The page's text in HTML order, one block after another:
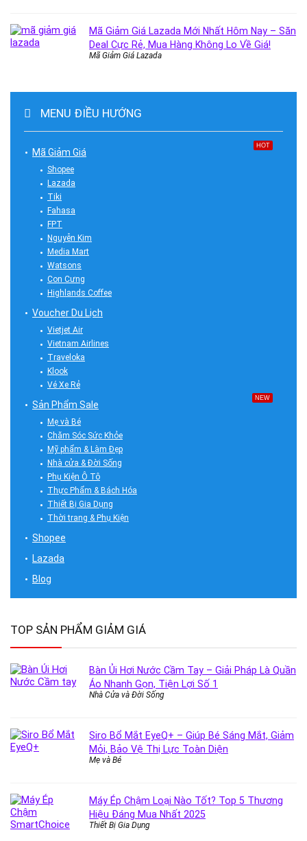
Mã Giảm Giá Lazada Mới Nhất Hôm Nay – Săn
Deal Cực Rẻ, Mua Hàng Không Lo Về Giá!
Mã Giảm Giá Lazada
MENU ĐIỀU HƯỚNG
Mã Giảm Giá
HOT
Shopee
Lazada
Tiki
Fahasa
FPT
Nguyễn Kim
Media Mart
Watsons
Con Cưng
Highlands Coffee
Voucher Du Lịch
Vietjet Air
Vietnam Airlines
Traveloka
Klook
Vé Xe Rẻ
Sản Phẩm Sale
NEW
Mẹ và Bé
Chăm Sóc Sức Khỏe
Mỹ phẩm & Làm Đẹp
Nhà cửa & Đời Sống
Phụ Kiện Ô Tô
Thực Phẩm & Bách Hóa
Thiết Bị Gia Dụng
Thời trang & Phụ Kiện
Shopee
Lazada
Blog
TOP SẢN PHẨM GIẢM GIÁ
Bàn Ủi Hơi Nước Cầm Tay – Giải Pháp Là Quần
Áo Nhanh Gọn, Tiện Lợi Số 1
Nhà Cửa và Đời Sống
Siro Bổ Mắt EyeQ+ – Giúp Bé Sáng Mắt, Giảm
Mỏi, Bảo Vệ Thị Lực Toàn Diện
Mẹ và Bé
Máy Ép Chậm Loại Nào Tốt? Top 5 Thương
Hiệu Đáng Mua Nhất 2025
Thiết Bị Gia Dụng